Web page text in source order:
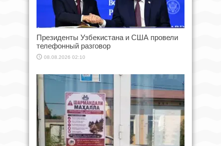
Президенты Узбекистана и США провели
телефонный разговор
08.08.2026 02:10